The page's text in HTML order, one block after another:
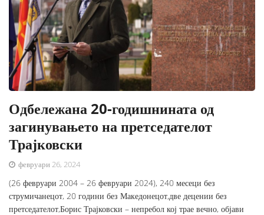
Одбележана 20-годишнината од
загинувањето на претседателот
Трајковски
февруари 26, 2024
(26 февруари 2004 – 26 февруари 2024), 240 месеци без
струмичанецот, 20 години без Македонецот,две децении без
претседателот,Борис Трајковски – непребол кој трае вечно, објави